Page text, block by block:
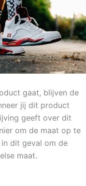
gaat, blijven de
jij dit product
geeft over dit
om de maat op te
dit geval om de
maat.